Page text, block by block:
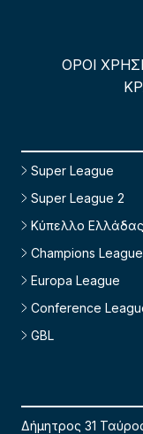
ΟΡΟΙ
Super League
Super League 2
Κύπελλο Ελλάδας
Champions League
Europa League
Conference
GBL
Δήμητρος 31